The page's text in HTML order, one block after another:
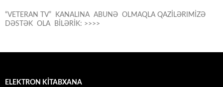
“VETERAN TV” KANALINA ABUNƏ OLMAQLA QAZİLƏRIMİZƏ
DƏSTƏK OLA BİLƏRİK: >>>>
ELEKTRON KİTABXANA